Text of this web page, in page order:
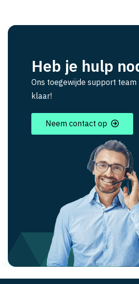
Heb je hulp
Ons toegewijde support team
klaar!
Neem contact op